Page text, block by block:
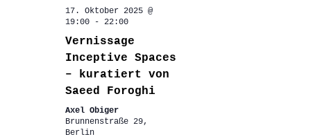
17. Oktober 2025 @
19:00- 22:00
Vernissage
Inceptive Spaces
– kuratiert von
Saeed Foroghi
Axel Obiger
Brunnenstraße 29,
Berlin